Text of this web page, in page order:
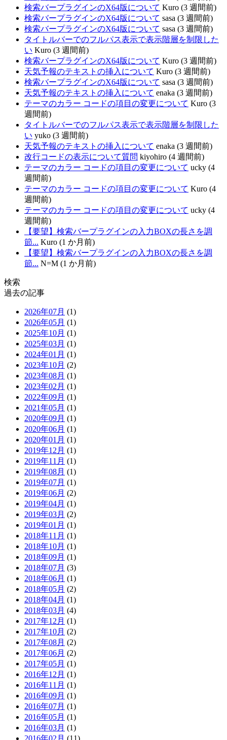
検索バープラグインのX64版について Kuro (3 週間前)
検索バープラグインのX64版について sasa (3 週間前)
検索バープラグインのX64版について sasa (3 週間前)
タイトルバーでのフルパス表示で表示階層を制限した
い Kuro (3 週間前)
検索バープラグインのX64版について Kuro (3 週間前)
天気予報のテキストの挿入について Kuro (3 週間前)
検索バープラグインのX64版について sasa (3 週間前)
天気予報のテキストの挿入について enaka (3 週間前)
テーマのカラー コードの項目の変更について Kuro (3
週間前)
タイトルバーでのフルパス表示で表示階層を制限した
い yuko (3 週間前)
天気予報のテキストの挿入について enaka (3 週間前)
改行コードの表示について質問 kiyohiro (4 週間前)
テーマのカラー コードの項目の変更について ucky (4
週間前)
テーマのカラー コードの項目の変更について Kuro (4
週間前)
テーマのカラー コードの項目の変更について ucky (4
週間前)
【要望】検索バープラグインの入力BOXの長さを調
節... Kuro (1 か月前)
【要望】検索バープラグインの入力BOXの長さを調
節... N=M (1 か月前)
検索
過去の記事
2026年07月 (1)
2026年05月 (1)
2025年10月 (1)
2025年03月 (1)
2024年01月 (1)
2023年10月 (2)
2023年08月 (1)
2023年02月 (1)
2022年09月 (1)
2021年05月 (1)
2020年09月 (1)
2020年06月 (1)
2020年01月 (1)
2019年12月 (1)
2019年11月 (1)
2019年08月 (1)
2019年07月 (1)
2019年06月 (2)
2019年04月 (1)
2019年03月 (2)
2019年01月 (1)
2018年11月 (1)
2018年10月 (1)
2018年09月 (1)
2018年07月 (3)
2018年06月 (1)
2018年05月 (2)
2018年04月 (1)
2018年03月 (4)
2017年12月 (1)
2017年10月 (2)
2017年08月 (2)
2017年06月 (2)
2017年05月 (1)
2016年12月 (1)
2016年11月 (1)
2016年09月 (1)
2016年07月 (1)
2016年05月 (1)
2016年03月 (1)
2016年02月 (11)